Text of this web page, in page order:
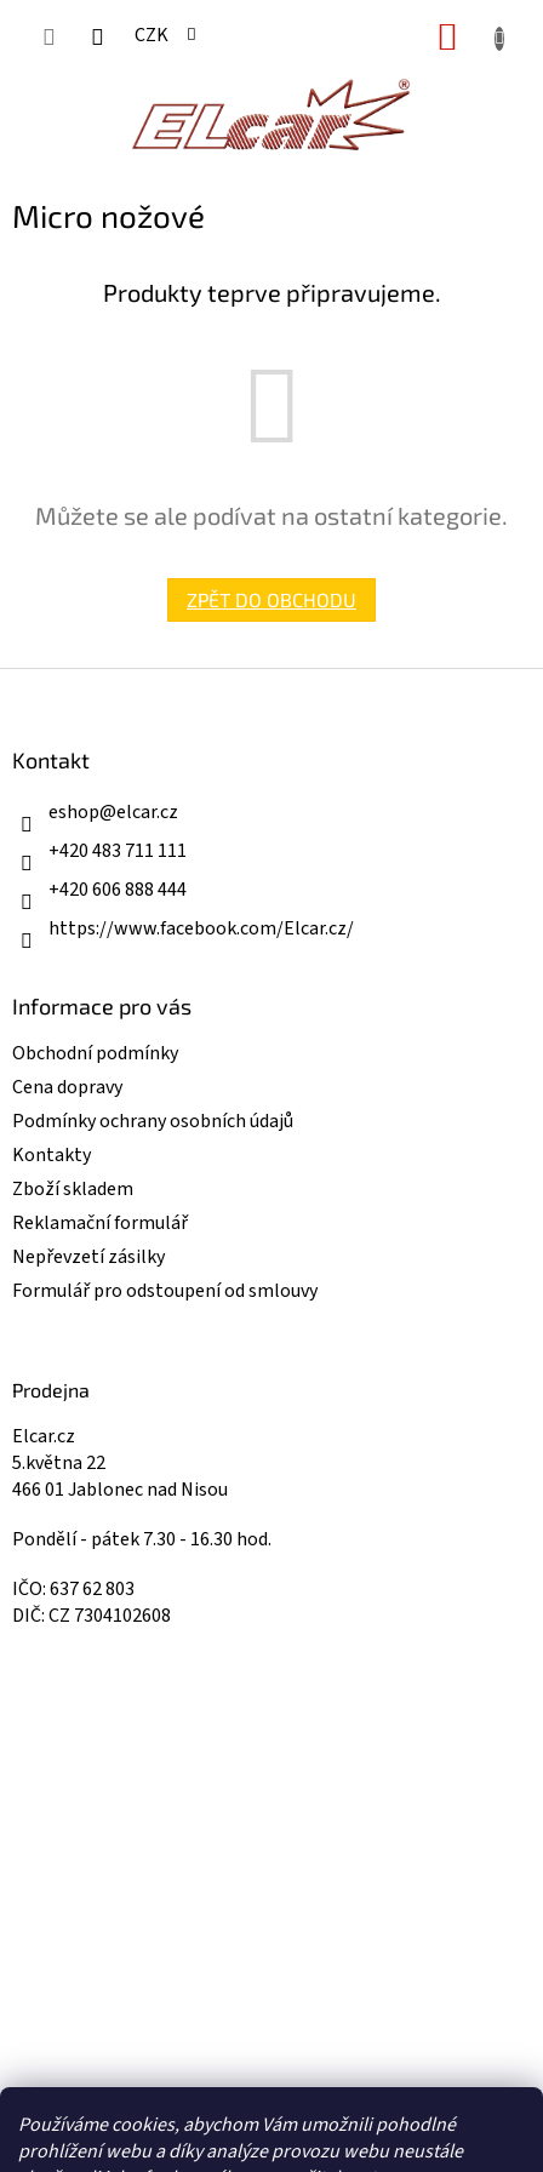
Používáme cookies, abychom Vám umožnili pohodlné
prohlížení webu a díky analýze provozu webu neustále
CZK
Micro nožové
Produkty teprve připravujeme.
Můžete se ale podívat na ostatní kategorie.
ZPĚT DO OBCHODU
Kontakt
eshop@elcar.cz
+420 483 711 111
+420 606 888 444
https://www.facebook.com/Elcar.cz/
Informace pro vás
Obchodní podmínky
Cena dopravy
Podmínky ochrany osobních údajů
Kontakty
Zboží skladem
Reklamační formulář
Nepřevzetí zásilky
Formulář pro odstoupení od smlouvy
Prodejna
Elcar.cz
5.května 22
466 01 Jablonec nad Nisou
Pondělí - pátek 7.30 - 16.30 hod.
IČO: 637 62 803
DIČ: CZ 7304102608
Facebook